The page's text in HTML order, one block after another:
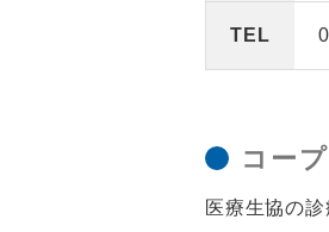
TEL
コー
医療生協の